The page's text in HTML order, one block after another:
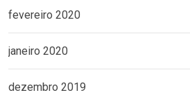
fevereiro 2020
janeiro 2020
dezembro 2019